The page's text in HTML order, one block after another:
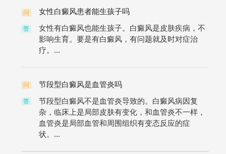
问 女性白癜风患者能生孩子吗
答
女性有白癜风也能生孩子。白癜风是皮肤疾病，不
影响生育。要是有白癜风，有问题就及时对症治
疗。...
问 节段型白癜风是血管炎吗
答
节段型白癜风不是血管炎导致的。白癜风病因复
杂，临床上是局部皮肤有变化，和血管炎不一样，
血管炎是局部血管和周围组织有变态反应的症
状。...